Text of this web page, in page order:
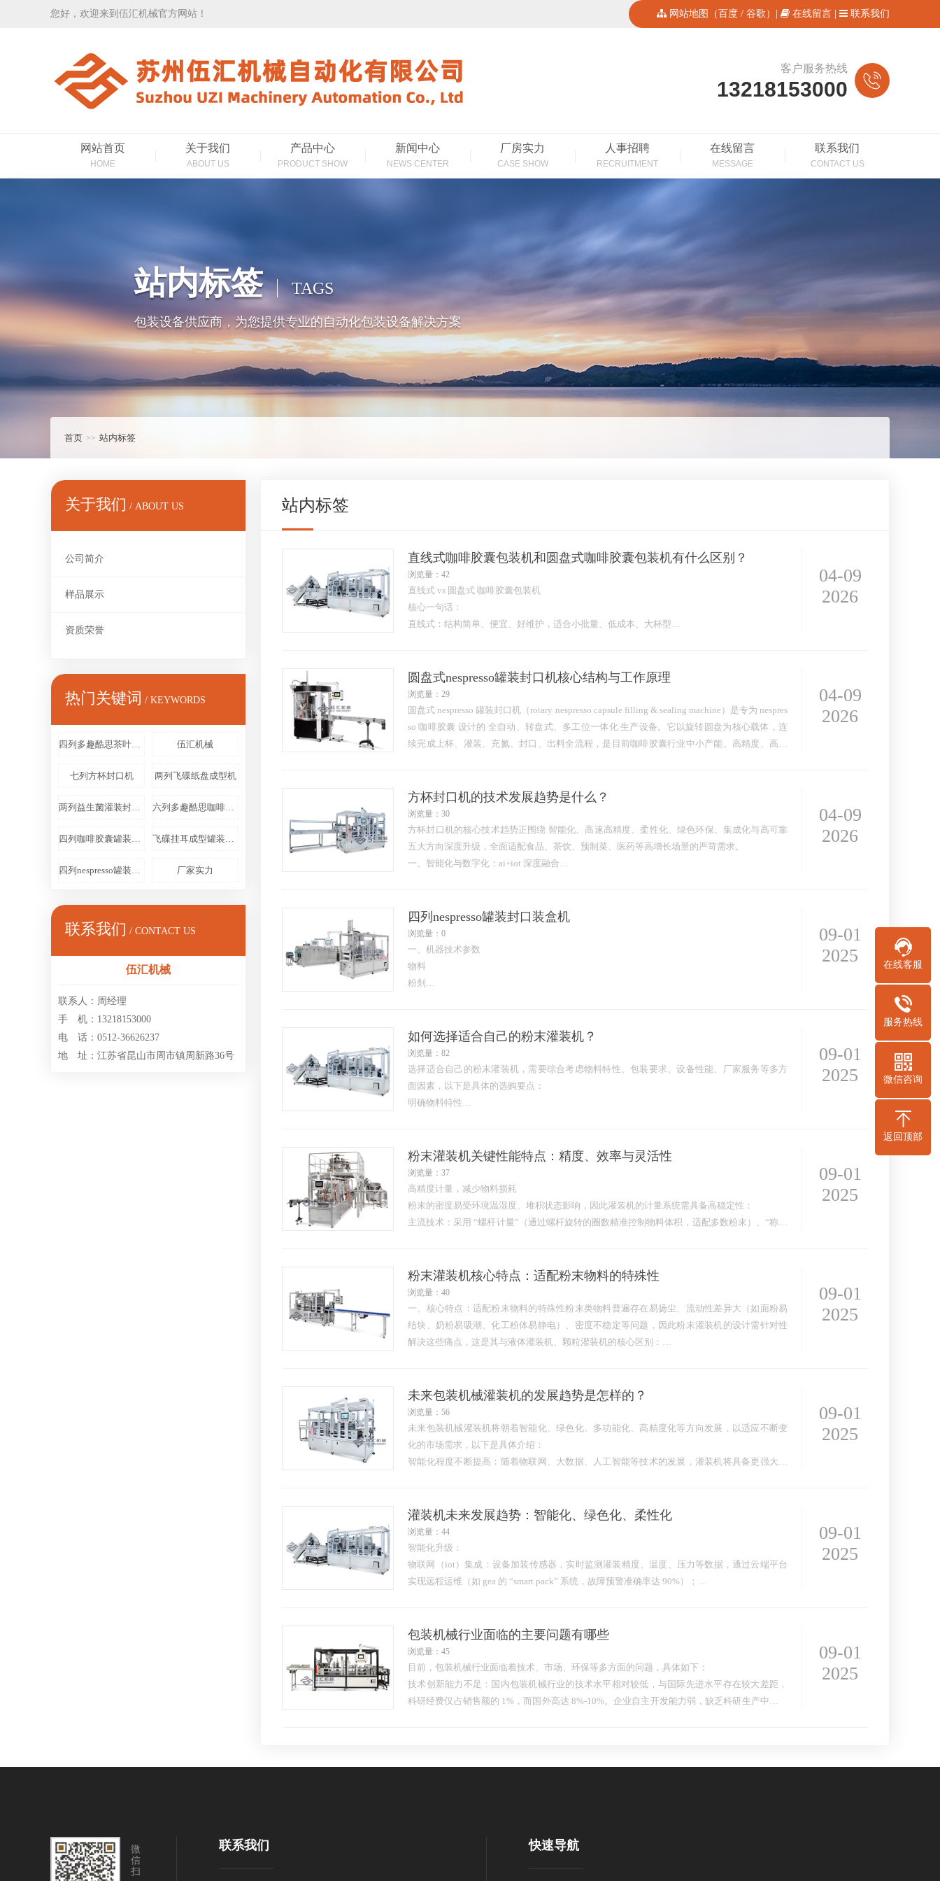
您好，欢迎来到伍汇机械官方网站！ 网站地图 （百度 / 谷歌 ）| 在线留言 联系我们
客户服务热线
13218153000
网站首页
HOME
关于我们
ABOUT US
产品中心
PRODUCT SHOW
新闻中心
NEWS CENTER
厂房实力
CASE SHOW
人事招聘
RECRUITMENT
在线留言
MESSAGE
联系我们
CONTACT US
站内标签 TAGS
包装设备供应商，为您提供专业的自动化包装设备解决方案
首页 站内标签
关于我们 / ABOUT US
公司简介
样品展示
资质荣誉
热门关键词 / KEYWORDS
四列多趣酷思茶叶灌装机 伍汇机械
七列方杯封口机 两列飞碟纸盘成型机
两列益生菌灌装封口扣盖机 六列多趣酷思咖啡胶囊包装机
四列咖啡胶囊罐装扣盖机 飞碟挂耳成型罐装封口装袋机
四列nespresso罐装封口装盒机 厂家实力
联系我们 / CONTACT US
伍汇机械
联系人：周经理
手 机：13218153000
电 话：0512-36626237
地 址：江苏省昆山市周市镇周新路36号
站内标签
直线式咖啡胶囊包装机和圆盘式咖啡胶囊包装机有什么区别？
浏览量：42
直线式 vs 圆盘式 咖啡胶囊包装机
核心一句话：
直线式：结构简单、便宜、好维护，适合小批量、低成本、大杯型
04-09
2026
圆盘式nespresso罐装封口机核心结构与工作原理
浏览量：29
圆盘式 nespresso 罐装封口机（rotary nespresso capsule filling & sealing machine）是专为 nespres
so 咖啡胶囊 设计的 全自动、转盘式、多工位一体化 生产设备。它以旋转圆盘为核心载体，连
续完成上杯、灌装、充氮、封口、出料全流程，是目前咖啡胶囊行业中小产能、高精度、高稳
04-09
2026
方杯封口机的技术发展趋势是什么？
浏览量：30
方杯封口机的核心技术趋势正围绕 智能化、高速高精度、柔性化、绿色环保、集成化与高可靠
五大方向深度升级，全面适配食品、茶饮、预制菜、医药等高增长场景的严苛需求。
一、智能化与数字化：ai+iot 深度融合
04-09
2026
四列nespresso罐装封口装盒机
浏览量：0
一、机器技术参数
物料
粉剂
09-01
2025
如何选择适合自己的粉末灌装机？
浏览量：82
选择适合自己的粉末灌装机，需要综合考虑物料特性、包装要求、设备性能、厂家服务等多方
面因素，以下是具体的选购要点：
明确物料特性
09-01
2025
粉末灌装机关键性能特点：精度、效率与灵活性
浏览量：37
高精度计量，减少物料损耗
粉末的密度易受环境温湿度、堆积状态影响，因此灌装机的计量系统需具备高稳定性：
主流技术：采用 “螺杆计量”（通过螺杆旋转的圈数精准控制物料体积，适配多数粉末）、“称重
09-01
2025
粉末灌装机核心特点：适配粉末物料的特殊性
浏览量：40
一、核心特点：适配粉末物料的特殊性粉末类物料普遍存在易扬尘、流动性差异大（如面粉易
结块、奶粉易吸潮、化工粉体易静电）、密度不稳定等问题，因此粉末灌装机的设计需针对性
解决这些痛点，这是其与液体灌装机、颗粒灌装机的核心区别：
09-01
2025
未来包装机械灌装机的发展趋势是怎样的？
浏览量：56
未来包装机械灌装机将朝着智能化、绿色化、多功能化、高精度化等方向发展，以适应不断变
化的市场需求，以下是具体介绍：
智能化程度不断提高：随着物联网、大数据、人工智能等技术的发展，灌装机将具备更强大的
09-01
2025
灌装机未来发展趋势：智能化、绿色化、柔性化
浏览量：44
智能化升级：
物联网（iot）集成：设备加装传感器，实时监测灌装精度、温度、压力等数据，通过云端平台
实现远程运维（如 gea 的 “smart pack” 系统，故障预警准确率达 90%）；
绿色化转型：
…
09-01
2025
包装机械行业面临的主要问题有哪些
浏览量：45
目前，包装机械行业面临着技术、市场、环保等多方面的问题，具体如下：
技术创新能力不足：国内包装机械行业的技术水平相对较低，与国际先进水平存在较大差距，
科研经费仅占销售额的 1%，而国外高达 8%-10%。企业自主开发能力弱，缺乏科研生产中试基
09-01
2025
微
信
扫
联系我们 快速导航
在线客服
服务热线
微信咨询
返回顶部